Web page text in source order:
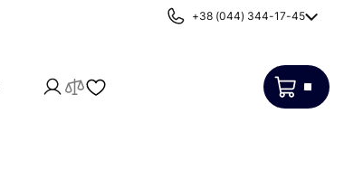
+38 (044) 344-17-45